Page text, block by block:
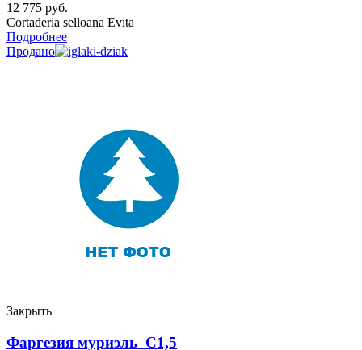
12 775 руб.
Cortaderia selloana Evita
Подробнее
Продано
Закрыть
Фаргезия муриэль C1,5